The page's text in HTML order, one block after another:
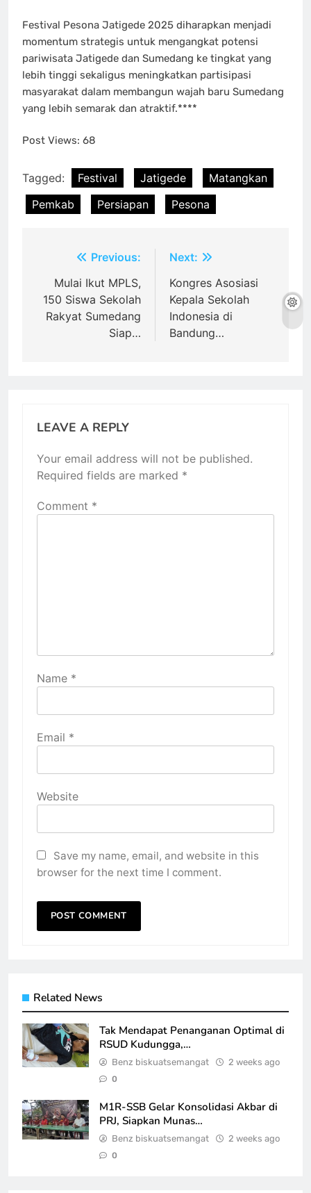
Festival Pesona Jatigede 2025 diharapkan menjadi
momentum strategis untuk mengangkat potensi
pariwisata Jatigede dan Sumedang ke tingkat yang
lebih tinggi sekaligus meningkatkan partisipasi
masyarakat dalam membangun wajah baru Sumedang
yang lebih semarak dan atraktif.****
Post Views: 68
Tagged: Festival Jatigede
Matangkan
Pemkab
Persiapan Pesona
navigation
Previous:
Mulai Ikut MPLS,
150 Siswa Sekolah
Rakyat Sumedang
Siap…
Next:
Kongres Asosiasi
Kepala Sekolah
Indonesia di
Bandung…
LEAVE A REPLY
Your email address will not be published.
Required fields are marked *
Comment *
Name *
Email *
Website
Save my name, email, and website in this
browser for the next time I comment.
Related News
Tak Mendapat Penanganan Optimal di
RSUD Kudungga,…
Benz biskuatsemangat 2 weeks ago
0
M1R-SSB Gelar Konsolidasi Akbar di
PRJ, Siapkan Munas…
Benz biskuatsemangat 2 weeks ago
0